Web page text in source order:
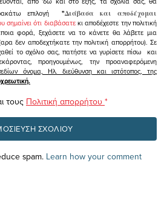
επιλογή
"Διάβασα και αποδέχομαι
σημαίνει ότι διαβάσατεκι αποδέχεστε την πολιτική
φορά, ξεχάσετε να το κάνετε θα λάβετε μια
δεν αποδεχτήκατε την πολιτική απορρήτου). Σε
το σχόλιο σας, πατήστε να γυρίσετε πίσω και
προηγουμένως, την προαναφερόμενη
όνομα, Ηλ. διεύθυνση και ιστότοπος, της
τους Πολιτική απορρήτου *
spam. Learn how your comment